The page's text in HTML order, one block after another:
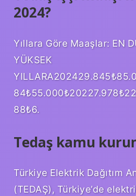
2024?
Yıllara Göre Maaşlar: EN
YÜKSEK
88₺6.
Tedaş kamu
Türkiye Elektrik Dağıtım
(TEDAŞ), Türkiye’de